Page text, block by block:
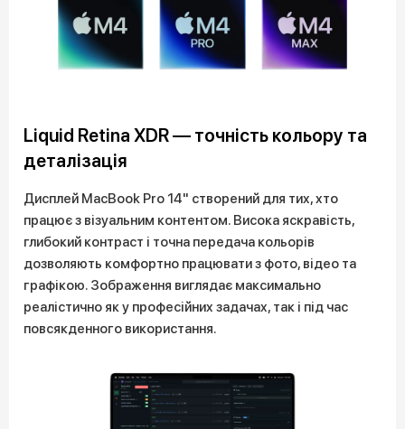
Liquid Retina XDR — точність кольору та
деталізація
Дисплей MacBook Pro 14" створений для тих, хто
працює з візуальним контентом. Висока яскравість,
глибокий контраст і точна передача кольорів
дозволяють комфортно працювати з фото, відео та
графікою. Зображення виглядає максимально
реалістично як у професійних задачах, так і під час
повсякденного використання.